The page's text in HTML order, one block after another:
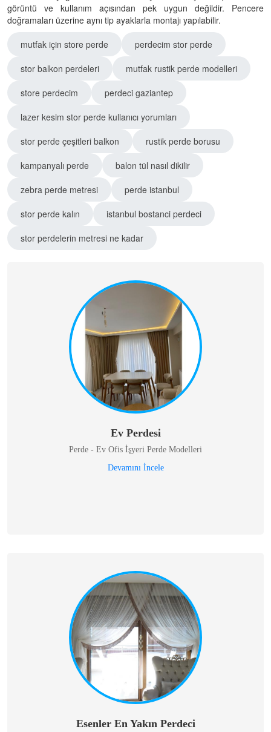
görüntü ve kullanım açısından pek uygun değildir. Pencere
doğramaları üzerine aynı tip ayaklarla montajı yapılabilir.
mutfak için store perde
perdecim stor perde
stor balkon perdeleri
mutfak rustik perde modelleri
store perdecim
perdeci gaziantep
lazer kesim stor perde kullanıcı yorumları
stor perde çeşitleri balkon
rustik perde borusu
kampanyalı perde
balon tül nasıl dikilir
zebra perde metresi
perde istanbul
stor perde kalın
istanbul bostanci perdeci
stor perdelerin metresi ne kadar
Ev Perdesi
Perde - Ev Ofis İşyeri Perde Modelleri
Devamını İncele
Esenler En Yakın Perdeci